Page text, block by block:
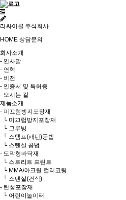
리싸이클 주식회사
HOME 상담문의
회사소개
- 인사말
- 연혁
- 비전
- 인증서 및 특허증
- 오시는 길
제품소개
- 미끄럼방지포장재
└ 미끄럼방지포장재
└ 그루빙
└ 스탬프(패턴)공법
└ 스텐실 공법
- 도막형바닥재
└ 스트리트 프린트
└ MMA/아크릴 컬러코팅
└ 스텐실(건식)
- 탄성포장재
└ 어린이놀이터